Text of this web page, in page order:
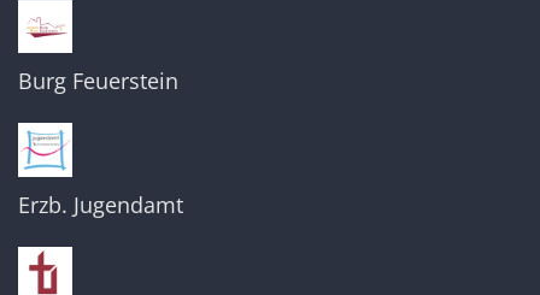
Burg Feuerstein
Erzb. Jugendamt